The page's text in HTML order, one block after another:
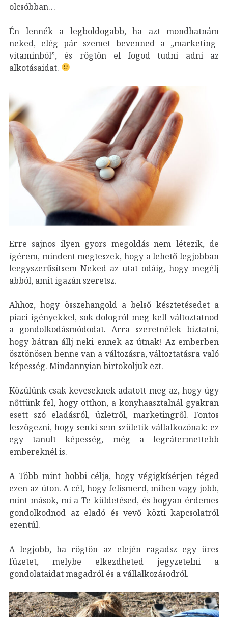
olcsóbban…
Én lennék a legboldogabb, ha azt mondhatnám
neked, elég pár szemet bevenned a „marketing-
vitaminból”, és rögtön el fogod tudni adni az
alkotásaidat.
Erre sajnos ilyen gyors megoldás nem létezik, de
ígérem, mindent megteszek, hogy a lehető legjobban
leegyszerűsítsem Neked az utat odáig, hogy megélj
abból, amit igazán szeretsz.
Ahhoz, hogy összehangold a belső késztetésedet a
piaci igényekkel, sok dologról meg kell változtatnod
a gondolkodásmódodat. Arra szeretnélek biztatni,
hogy bátran állj neki ennek az útnak! Az emberben
ösztönösen benne van a változásra, változtatásra való
képesség. Mindannyian birtokoljuk ezt.
Közülünk csak keveseknek adatott meg az, hogy úgy
nőttünk fel, hogy otthon, a konyhaasztalnál gyakran
esett szó eladásról, üzletről, marketingről. Fontos
leszögezni, hogy senki sem születik vállalkozónak: ez
egy tanult képesség, még a legrátermettebb
embereknél is.
A Több mint hobbi célja, hogy végigkísérjen téged
ezen az úton. A cél, hogy felismerd, miben vagy jobb,
mint mások, mi a Te küldetésed, és hogyan érdemes
gondolkodnod az eladó és vevő közti kapcsolatról
ezentúl.
A legjobb, ha rögtön az elején ragadsz egy üres
füzetet, melybe elkezdheted jegyzetelni a
gondolataidat magadról és a vállalkozásodról.